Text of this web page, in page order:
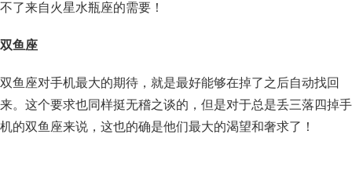
不了来自火星水瓶座的需要！
双鱼座
双鱼座对手机最大的期待，就是最好能够在掉了之后自动找回
来。这个要求也同样挺无稽之谈的，但是对于总是丢三落四掉手
机的双鱼座来说，这也的确是他们最大的渴望和奢求了！